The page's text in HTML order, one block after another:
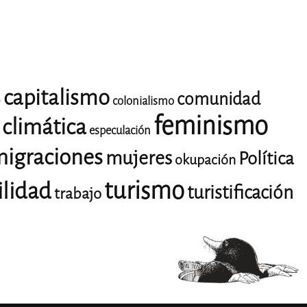
capitalismo colonialismo comunidad
especulación feminismo
mujeresokupación Política
trabajoturismoturistificación